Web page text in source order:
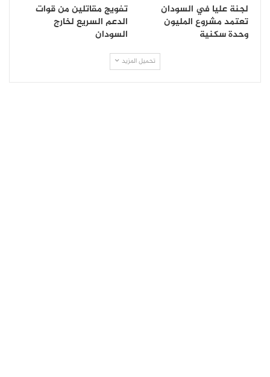
لجنة عليا في السودان
تعتمد مشروع المليون
وحدة سكنية
تفويج مقاتلين من قوات
الدعم السريع لخارج
السودان
تحميل المزيد